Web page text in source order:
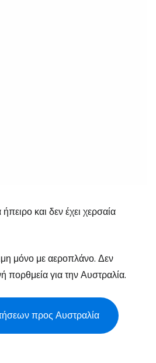
και δεν έχει χερσαία
μόνο με αεροπλάνο. Δεν
πορθμεία για την Αυστραλία.
προς Αυστραλία